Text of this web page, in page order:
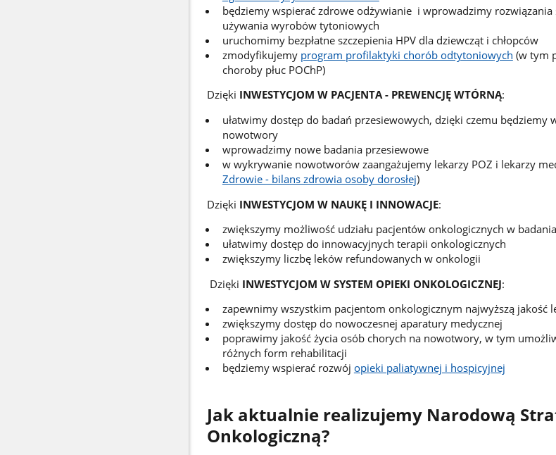
będziemy wspierać zdrowe odżywianie i wprowadzimy rozwiązania
używania wyrobów tytoniowych
uruchomimy bezpłatne szczepienia HPV dla dziewcząt i chłopców
zmodyfikujemy program profilaktyki chorób odtytoniowych (w tym
choroby płuc POChP)
Dzięki INWESTYCJOM W PACJENTA - PREWENCJĘ WTÓRNĄ:
ułatwimy dostęp do badań przesiewowych, dzięki czemu będziemy
nowotwory
wprowadzimy nowe badania przesiewowe
w wykrywanie nowotworów zaangażujemy lekarzy POZ i lekarzy
Zdrowie - bilans zdrowia osoby dorosłej)
Dzięki INWESTYCJOM W NAUKĘ I INNOWACJE:
zwiększymy możliwość udziału pacjentów onkologicznych w
ułatwimy dostęp do innowacyjnych terapii onkologicznych
zwiększymy liczbę leków refundowanych w onkologii
Dzięki INWESTYCJOM W SYSTEM OPIEKI ONKOLOGICZNEJ:
zapewnimy wszystkim pacjentom onkologicznym najwyższą jakość
zwiększymy dostęp do nowoczesnej aparatury medycznej
poprawimy jakość życia osób chorych na nowotwory, w tym
różnych form rehabilitacji
będziemy wspierać rozwój opieki paliatywnej i hospicyjnej
Jak aktualnie realizujemy Narodową
Onkologiczną?